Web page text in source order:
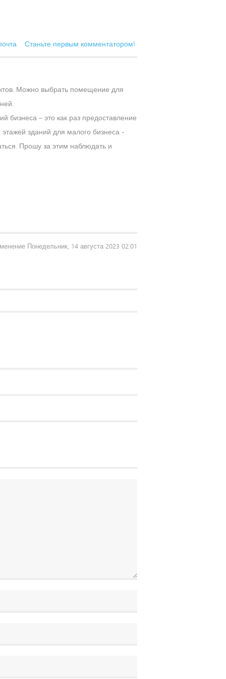
Станьте первым комментатором!
Можно выбрать помещение для
– это как раз предоставление
зданий для малого бизнеса -
Прошу за этим наблюдать и
Понедельник, 14 августа 2023 02:01